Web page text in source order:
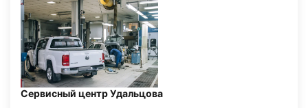
Сервисный центр Удальцова